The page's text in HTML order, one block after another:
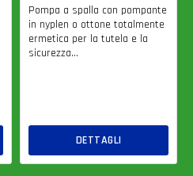
Pompa a spalla con pompante
in nyplen o ottone totalmente
ermetica per la tutela e la
sicurezza...
DETTAGLI